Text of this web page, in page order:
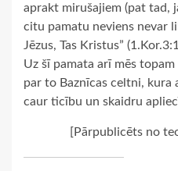
aprakt mirušajiem (pat tad,
citu pamatu neviens nevar
Jēzus, Tas Kristus”
Uz šī pamata arī mēs
par to Baznīcas celtni, kura
caur ticību un skaidru
[Pārpublicēts no